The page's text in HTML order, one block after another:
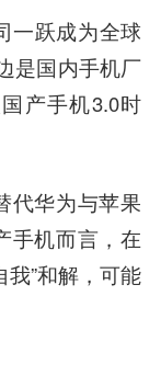
一跃成为全球
是国内手机厂
产手机3.0时
代华为与苹果
手机而言，在
我”和解，可能